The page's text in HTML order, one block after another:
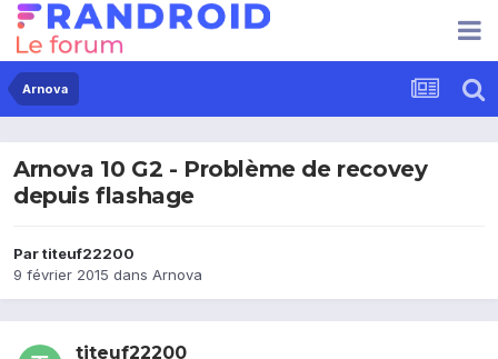
Arnova
Arnova 10 G2 - Problème de recovey
depuis flashage
Partiteuf22200
9 février 2015 dans Arnova
titeuf22200